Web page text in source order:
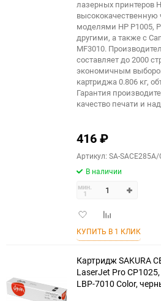
лазерных принтеров
моделями HP P1005,
другими, а также с
MF3010.
составляет до 2000
экономичным
картриджа 0.806 кг,
Гарантия
качество печати и
416₽
Артикул: SA-
В наличии
мин.
1
Добавить
избранное
Добавить
сравнению
КУПИТЬ В 1 КЛИК
Картридж SAKURA
LaserJet Pro
LBP-7010 Color,